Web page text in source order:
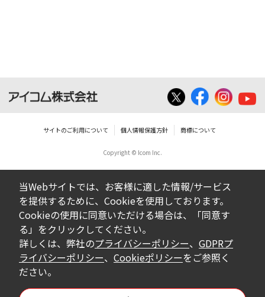
サイトのご利用について 個人情報保護方針 商標について
Copyright © Icom Inc.
当Webサイトでは、お客様に適した情報/サービス
を提供するために、Cookieを使用しております。
Cookieの使用に同意いただける場合は、「同意す
る」をクリックしてください。
詳しくは、弊社のプライバシーポリシー、 GDPRプ
ライバシーポリシー、 Cookieポリシーをご参照く
ださい。